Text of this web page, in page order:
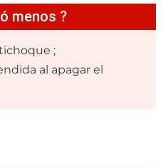
menos ?
;
al apagar el